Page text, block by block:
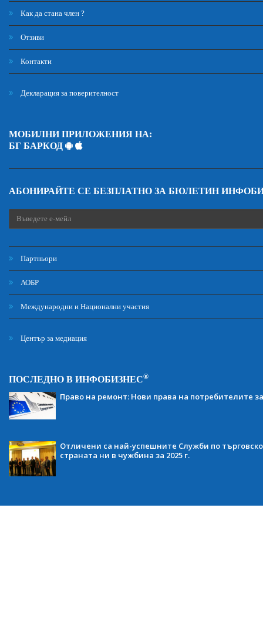
Как да стана член ?
Отзиви
Контакти
Декларация за поверителност
МОБИЛНИ ПРИЛОЖЕНИЯ НА:
БГ БАРКОД
АБОНИРАЙТЕ СЕ БЕЗПЛАТНО ЗА БЮЛЕТИН
Партньори
АОБР
Международни и Национални участия
Център за медиация
ПОСЛЕДНО В ИНФОБИЗНЕС®
Право на ремонт: Нови права на потребителите
Отличени са най-успешните Служби по
страната ни в чужбина за 2025 г.